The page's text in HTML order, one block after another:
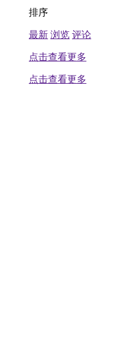
排序
最新 浏览 评论
点击查看更多
点击查看更多